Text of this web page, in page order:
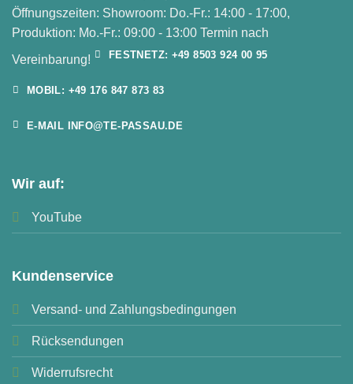
Öffnungszeiten: Showroom: Do.-Fr.: 14:00 - 17:00,
Produktion: Mo.-Fr.: 09:00 - 13:00 Termin nach
Vereinbarung!
FESTNETZ: +49 8503 924 00 95
MOBIL: +49 176 847 873 83
E-MAIL INFO@TE-PASSAU.DE
Wir auf:
YouTube
Kundenservice
Versand- und Zahlungsbedingungen
Rücksendungen
Widerrufsrecht